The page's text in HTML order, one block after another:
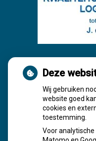
Deze
Wij gebruiken
website goed
cookies en
toestemming.
Voor